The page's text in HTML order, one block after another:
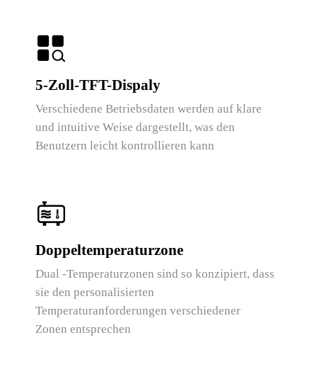
5-Zoll-TFT-Dispaly
Verschiedene Betriebsdaten werden auf klare
und intuitive Weise dargestellt, was den
Benutzern leicht kontrollieren kann
Doppeltemperaturzone
Dual -Temperaturzonen sind so konzipiert, dass
sie den personalisierten
Temperaturanforderungen verschiedener
Zonen entsprechen